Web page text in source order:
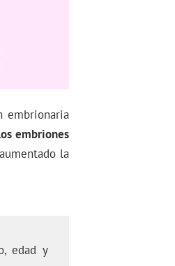
embrionaria
embriones
la
edad y